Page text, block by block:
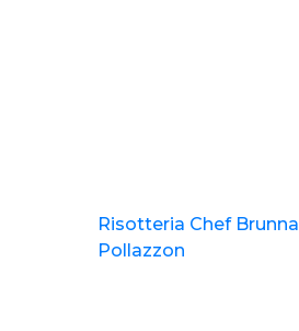
Risotteria Chef Brunna
Pollazzon